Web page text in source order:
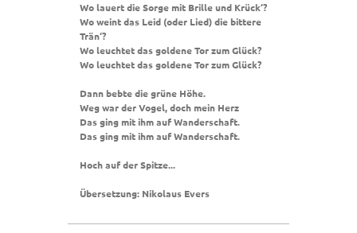
Wo lauert die Sorge mit Brille und Krück‘?
Wo weint das Leid (oder Lied) die bittere
Trän‘?
Wo leuchtet das goldene Tor zum Glück?
Wo leuchtet das goldene Tor zum Glück?
Dann bebte die grüne Höhe.
Weg war der Vogel, doch mein Herz
Das ging mit ihm auf Wanderschaft.
Das ging mit ihm auf Wanderschaft.
Hoch auf der Spitze...
Übersetzung: Nikolaus Evers